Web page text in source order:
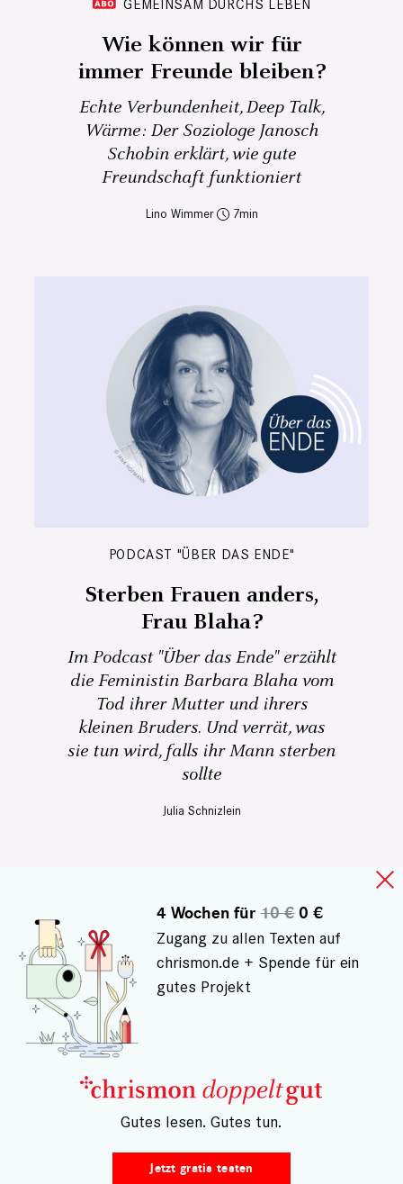
GEMEINSAM DURCHS LEBEN
Wie können wir für
immer Freunde bleiben?
Echte Verbundenheit, Deep Talk,
Wärme: Der Soziologe Janosch
Schobin erklärt, wie gute
Freundschaft funktioniert
Lino Wimmer 7
PODCAST "ÜBER DAS ENDE"
Sterben Frauen anders,
Frau Blaha?
Im Podcast "Über das Ende" erzählt
die Feministin Barbara Blaha vom
Tod ihrer Mutter und ihrers
kleinen Bruders. Und verrät, was
sie tun wird, falls ihr Mann sterben
sollte
Julia Schnizlein
AUFHÖREN UND WEITERKOMMEN
4 Wochen für10 €0 €
Zugang zu allen Texten auf
chrismon.de + Spende für ein
gutes Projekt
– Gutes lesen. Gutes tun.
Jetzt gratis testen